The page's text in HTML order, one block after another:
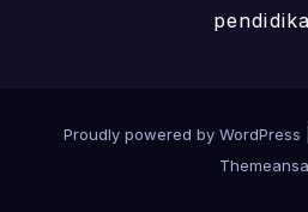
Proudly powered by WordPress